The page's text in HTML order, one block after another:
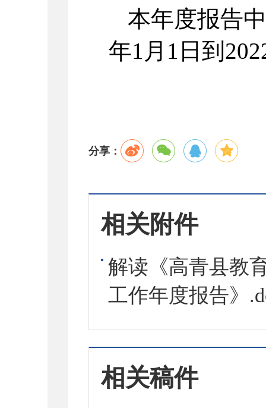
本年度报告
年1月1日到
分享：
相关附件
解读《高青县教
工作年度报告》
相关稿件